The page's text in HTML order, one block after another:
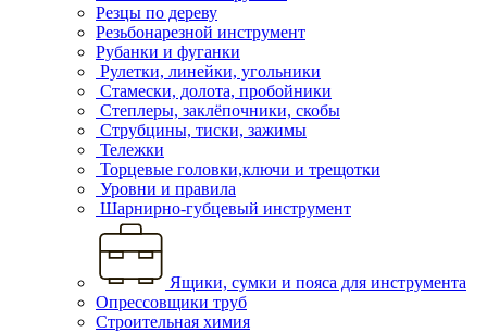
Резцы по дереву
Резьбонарезной инструмент
Рубанки и фуганки
Рулетки, линейки, угольники
Стамески, долота, пробойники
Степлеры, заклёпочники, скобы
Струбцины, тиски, зажимы
Тележки
Торцевые головки,ключи и трещотки
Уровни и правила
Шарнирно-губцевый инструмент
Ящики, сумки и пояса для инструмента
Опрессовщики труб
Строительная химия